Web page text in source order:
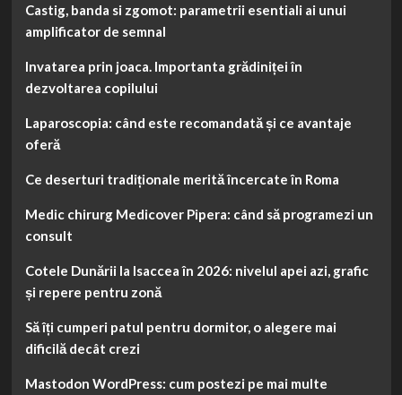
Castig, banda si zgomot: parametrii esentiali ai unui
amplificator de semnal
Invatarea prin joaca. Importanta grădiniței în
dezvoltarea copilului
Laparoscopia: când este recomandată și ce avantaje
oferă
Ce deserturi tradiționale merită încercate în Roma
Medic chirurg Medicover Pipera: când să programezi un
consult
Cotele Dunării la Isaccea în 2026: nivelul apei azi, grafic
și repere pentru zonă
Să îți cumperi patul pentru dormitor, o alegere mai
dificilă decât crezi
Mastodon WordPress: cum postezi pe mai multe